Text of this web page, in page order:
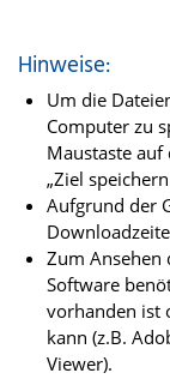
Hinweise:
Um die
Computer zu
Maustaste
„Ziel
Aufgrund der
Zum Ansehen
Software
vorhanden ist
kann (z.B.
Viewer).